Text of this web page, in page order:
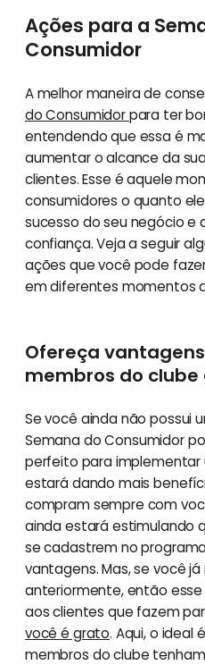
Ações para a
Consumidor
A melhor maneira de
do Consumidorpara ter
entendendo que essa é
aumentar o alcance da
clientes. Esse é aquele
consumidores o quanto
sucesso do seu negócio e
confiança. Veja a seguir
ações que você pode
em diferentes momentos
Ofereça
membros do
Se você ainda não possui
Semana do Consumidor
perfeito para implementar
estará dando mais
compram sempre com
ainda estará estimulando
se cadastrem no
vantagens. Mas, se você
anteriormente, então
aos clientes que fazem
você é grato. Aqui, o ideal
membros do clube